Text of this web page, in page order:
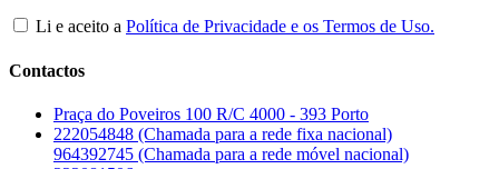
Li e aceito a Política de Privacidade e os Termos de Uso.
Contactos
Praça do Poveiros 100 R/C 4000 - 393 Porto
222054848 (Chamada para a rede fixa nacional)
964392745 (Chamada para a rede móvel nacional)